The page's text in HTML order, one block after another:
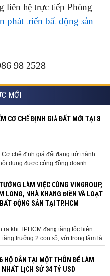
liên hệ trực tiếp Phòng
phát triển bất động sản
98 2528
MỚI
CƠ CHẾ ĐỊNH GIÁ ĐẤT MỚI TẠI 8
Cơ chế định giá đất đang trở thành
dung được cộng đồng doanh
gia và cơ quan quản lý đặc biệt
trực tiếp đến quá trình triển khai
tư và sự phát triển ổn định của...
LÀM VIỆC CÙNG VINGROUP,
LONG, NHÀ KHANG ĐIỀN VÀ LOẠT
ĐỘNG SẢN TẠI TP.HCM
ra khi TP.HCM đang tăng tốc hiện
tăng trưởng 2 con số, với trọng tâm là
hoàn thiện mô hình chính quyền
phát triển nhà ở xã hội và xử lý các
chính...
HỘ DÂN TẠI MỘT THÔN ĐỂ LÀM
NHẤT LỊCH SỬ 34 TỶ USD